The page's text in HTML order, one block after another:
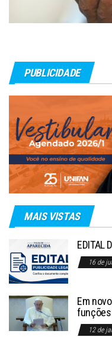
PUBLICIDADE
MAIS VISTAS
EDITAL
16 de
Em
funções
12 de